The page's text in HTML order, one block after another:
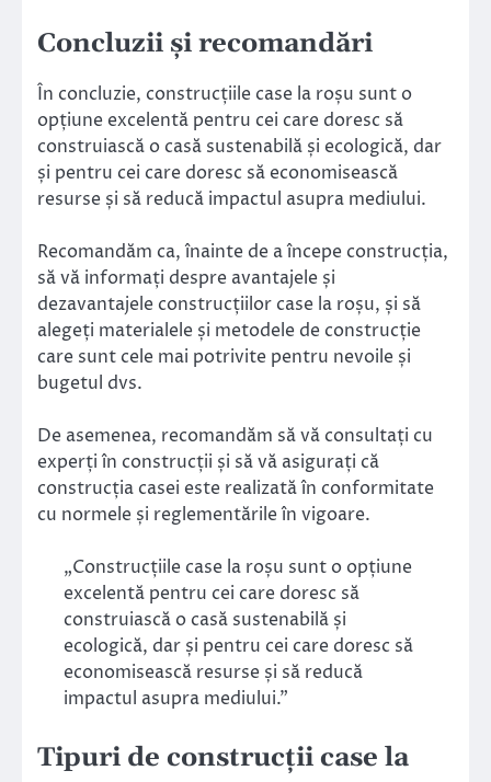
Concluzii și recomandări
În concluzie, construcțiile case la roșu sunt o
opțiune excelentă pentru cei care doresc să
construiască o casă sustenabilă și ecologică, dar
și pentru cei care doresc să economisească
resurse și să reducă impactul asupra mediului.
Recomandăm ca, înainte de a începe construcția,
să vă informați despre avantajele și
dezavantajele construcțiilor case la roșu, și să
alegeți materialele și metodele de construcție
care sunt cele mai potrivite pentru nevoile și
bugetul dvs.
De asemenea, recomandăm să vă consultați cu
experți în construcții și să vă asigurați că
construcția casei este realizată în conformitate
cu normele și reglementările în vigoare.
„Construcțiile case la roșu sunt o opțiune
excelentă pentru cei care doresc să
construiască o casă sustenabilă și
ecologică, dar și pentru cei care doresc să
economisească resurse și să reducă
impactul asupra mediului.”
Tipuri de construcții case la